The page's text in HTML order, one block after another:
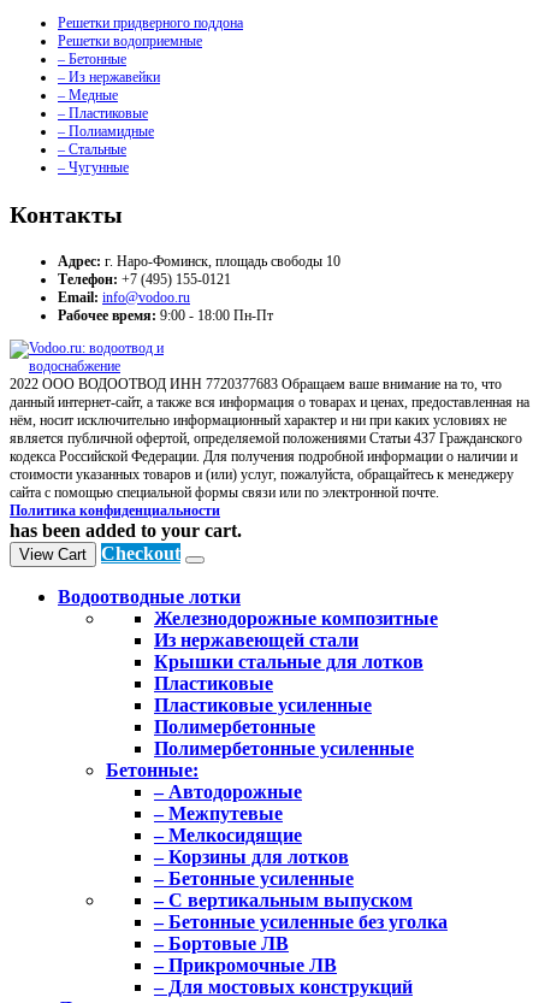
Решетки придверного поддона
Решетки водоприемные
– Бетонные
– Из нержавейки
– Медные
– Пластиковые
– Полиамидные
– Стальные
– Чугунные
Контакты
Адрес: г. Наро-Фоминск, площадь свободы 10
Телефон: +7 (495) 155-0121
Email: info@vodoo.ru
Рабочее время: 9:00 - 18:00 Пн-Пт
2022 ООО ВОДООТВОД ИНН 7720377683 Обращаем ваше внимание на то, что
данный интернет-сайт, а также вся информация о товарах и ценах, предоставленная на
нём, носит исключительно информационный характер и ни при каких условиях не
является публичной офертой, определяемой положениями Статьи 437 Гражданского
кодекса Российской Федерации. Для получения подробной информации о наличии и
стоимости указанных товаров и (или) услуг, пожалуйста, обращайтесь к менеджеру
сайта с помощью специальной формы связи или по электронной почте.
Политика конфиденциальности
has been added to your cart.
View Cart Checkout
Водоотводные лотки
Железнодорожные композитные
Из нержавеющей стали
Крышки стальные для лотков
Пластиковые
Пластиковые усиленные
Полимербетонные
Полимербетонные усиленные
Бетонные:
– Автодорожные
– Межпутевые
– Мелкосидящие
– Корзины для лотков
– Бетонные усиленные
– С вертикальным выпуском
– Бетонные усиленные без уголка
– Бортовые ЛВ
– Прикромочные ЛВ
– Для мостовых конструкций